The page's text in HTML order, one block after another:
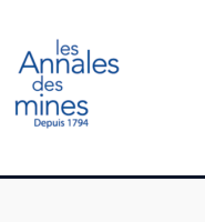
contenu